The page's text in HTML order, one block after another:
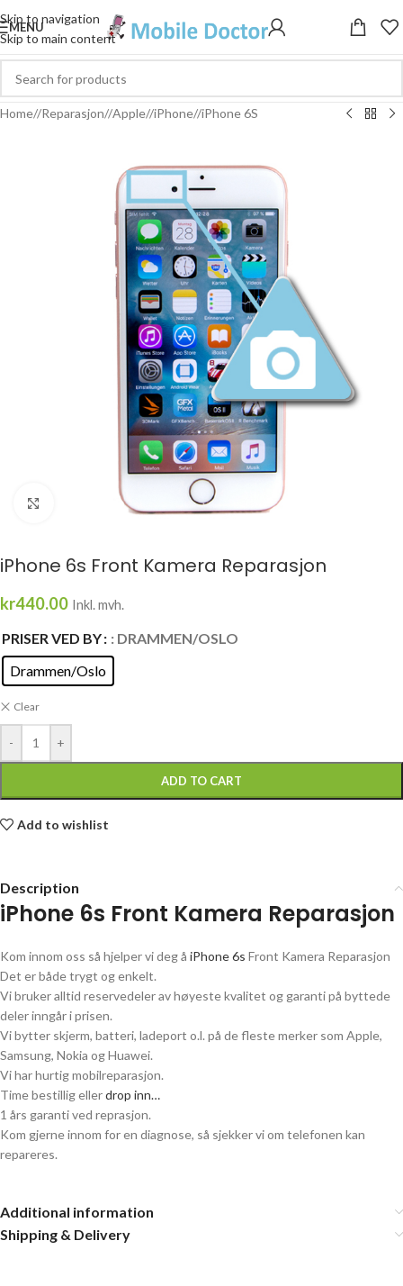
Skip to navigation
Skip to main content
MENU
Home/ Reparasjon/ Apple/ iPhone/ iPhone 6S
Click to enlarge
iPhone 6s Front Kamera Reparasjon
kr440.00 Inkl. mvh.
PRISER VED BY : DRAMMEN/OSLO
Drammen/Oslo
Clear
- +
ADD TO CART
Add to wishlist
Description
iPhone 6s Front Kamera Reparasjon
Kom innom oss så hjelper vi deg å iPhone 6s Front Kamera Reparasjon
Det er både trygt og enkelt.
Vi bruker alltid reservedeler av høyeste kvalitet og garanti på byttede
deler inngår i prisen.
Vi bytter skjerm, batteri, ladeport o.l. på de fleste merker som Apple,
Samsung, Nokia og Huawei.
Vi har hurtig mobilreparasjon.
Time bestillig ellerdrop inn…
1 års garanti ved reprasjon.
Kom gjerne innom for en diagnose, så sjekker vi om telefonen kan
repareres.
Additional information
Shipping & Delivery